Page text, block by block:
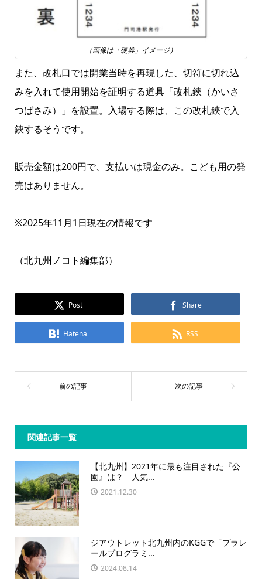
（画像は「硬券」イメージ）
また、改札口では開業当時を再現した、切符に切れ込
みを入れて使用開始を証明する道具「改札鋏（かいさ
つばさみ）」を設置。入場する際は、この改札鋏で入
鋏するそうです。
販売金額は200円で、支払いは現金のみ。こども用の発
売はありません。
※2025年11月1日現在の情報です
（北九州ノコト編集部）
Post Share
Hatena RSS
関連記事一覧
【北九州】2021年に最も注目された『公
園』は？ 人気...
2021.12.30
ジアウトレット北九州内のKGGで「プラレ
ールプログラミ...
2024.08.14